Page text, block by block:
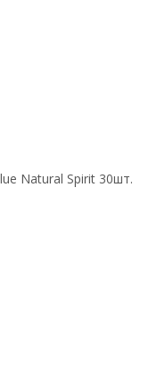
Natural Spirit 30шт.